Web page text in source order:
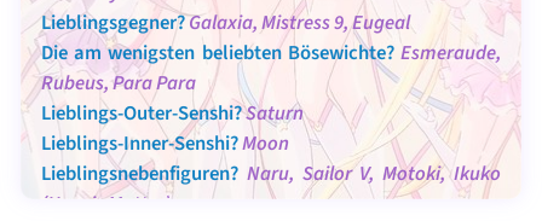
Lieblingsgegner?Galaxia, Mistress 9, Eugeal
Die am wenigsten beliebten Bösewichte? Esmeraude,
Rubeus, Para Para
Lieblings-Outer-Senshi?Saturn
Lieblings-Inner-Senshi?Moon
Lieblingsnebenfiguren? Naru, Sailor V, Motoki, Ikuko
(Usagis Mutter)